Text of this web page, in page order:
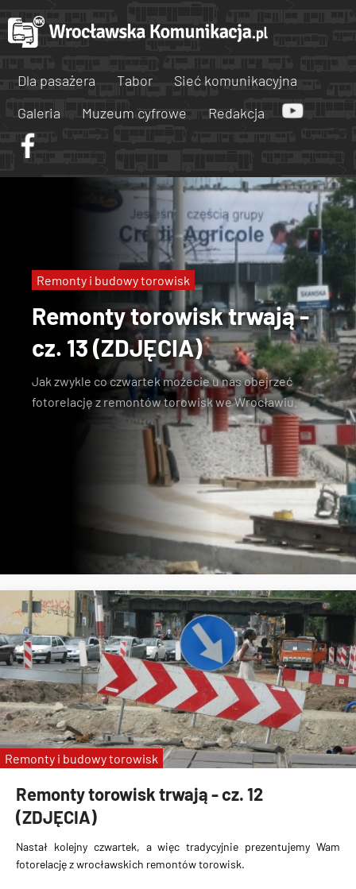
Dla pasażera Tabor
Sieć komunikacyjna
Galeria
Muzeum cyfrowe Redakcja
Remonty torowisk trwają -
cz. 13 (ZDJĘCIA)
Jak zwykle co czwartek możecie u nas obejrzeć
fotorelację z remontów torowisk we Wrocławiu.
Remonty i budowy torowisk
Remonty torowisk trwają - cz. 12
(ZDJĘCIA)
Nastał kolejny czwartek, a więc tradycyjnie prezentujemy Wam
fotorelację z wrocławskich remontów torowisk.
Remonty i budowy torowisk